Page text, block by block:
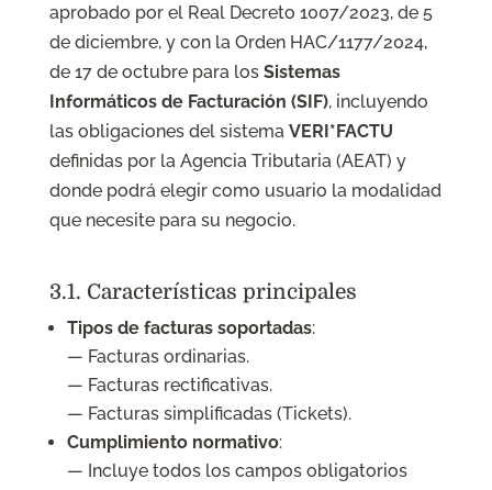
aprobado por el Real Decreto 1007/2023, de 5
de diciembre, y con la Orden HAC/1177/2024,
de 17 de octubre para los Sistemas
Informáticos de Facturación (SIF), incluyendo
las obligaciones del sistema VERI*FACTU
definidas por la Agencia Tributaria (AEAT) y
donde podrá elegir como usuario la modalidad
que necesite para su negocio.
3.1. Características principales
Tipos de facturas soportadas:
— Facturas ordinarias.
— Facturas rectificativas.
— Facturas simplificadas (Tickets).
Cumplimiento normativo:
— Incluye todos los campos obligatorios